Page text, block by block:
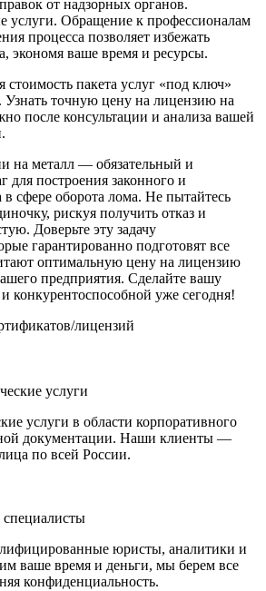
от надзорных органов.
услуги. Обращение к профессионалам
процесса позволяет избежать
экономя ваше время и ресурсы.
пакета услуг «под ключ»
Узнать точную цену на лицензию на
после консультации и анализа вашей
на металл — обязательный и
для построения законного и
сфере оборота лома. Не пытайтесь
рискуя получить отказ и
Доверьте эту задачу
гарантированно подготовят все
оптимальную цену на лицензию
предприятия. Сделайте вашу
конкурентоспособной уже сегодня!
лицензий
услуги
услуги в области корпоративного
документации. Наши клиенты —
по всей России.
юристы, аналитики и
ваше время и деньги, мы берем все
конфиденциальность.